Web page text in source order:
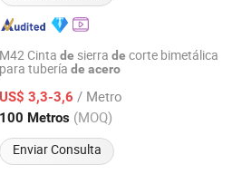
M42 Cinta de sierra de corte bimetálica
para tubería de acero
US$ 3,3-3,6 / Metro
100 Metros (MOQ)
Enviar Consulta
Co., Ltd.
Desde 2015